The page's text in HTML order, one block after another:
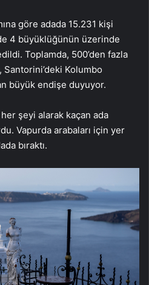
göre adada 15.231 kişi
4 büyüklüğünün üzerinde
Toplamda, 500’den fazla
Santorini’deki Kolumbo
büyük endişe duyuyor.
şeyi alarak kaçan ada
Vapurda arabaları için yer
bıraktı.